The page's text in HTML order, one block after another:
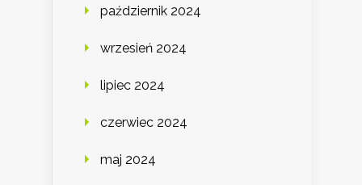
październik 2024
wrzesień 2024
lipiec 2024
czerwiec 2024
maj 2024